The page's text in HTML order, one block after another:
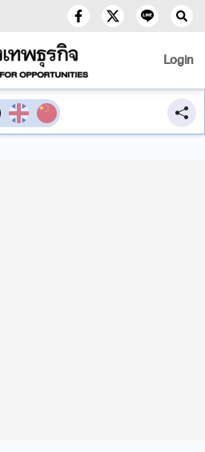
Login